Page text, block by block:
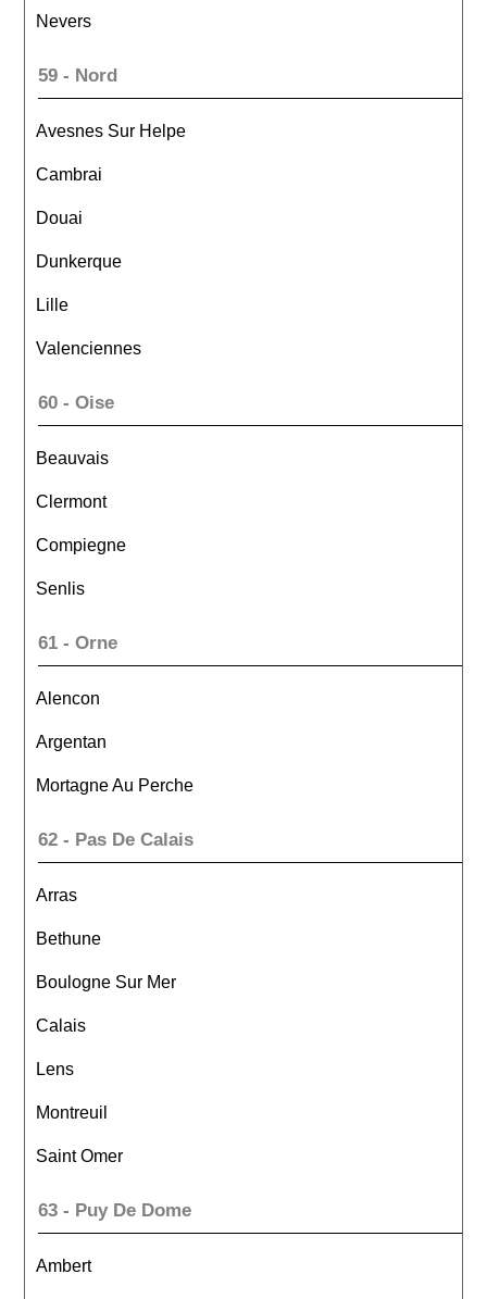
Nevers
59 - Nord
Avesnes Sur Helpe
Cambrai
Douai
Dunkerque
Lille
Valenciennes
60 - Oise
Beauvais
Clermont
Compiegne
Senlis
61 - Orne
Alencon
Argentan
Mortagne Au Perche
62 - Pas De Calais
Arras
Bethune
Boulogne Sur Mer
Calais
Lens
Montreuil
Saint Omer
63 - Puy De Dome
Ambert